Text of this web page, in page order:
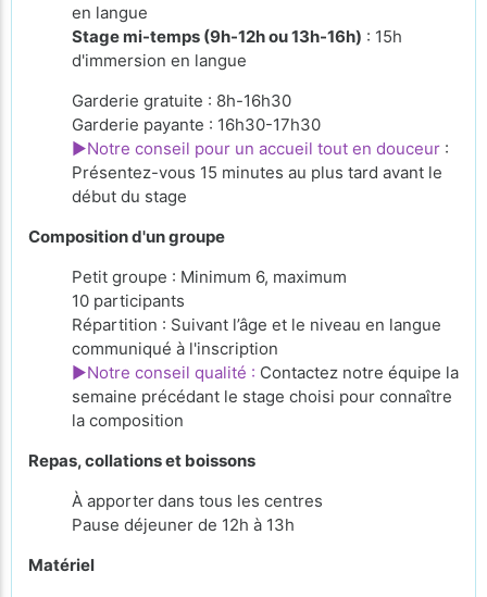
en langue
Stage mi-temps (9h-12h ou 13h-16h) : 15h
d'immersion en langue
Garderie gratuite : 8h-16h30
Garderie payante : 16h30-17h30
►Notre conseil pour un accueil tout en douceur :
Présentez-vous 15 minutes au plus tard avant le
début du stage
Composition d'un groupe
Petit groupe : Minimum 6, maximum
10 participants
Répartition : Suivant l’âge et le niveau en langue
communiqué à l'inscription
►Notre conseil qualité : Contactez notre équipe la
semaine précédant le stage choisi pour connaître
la composition
Repas, collations et boissons
À apporterdans tous les centres
Pause déjeuner de 12h à 13h
Matériel